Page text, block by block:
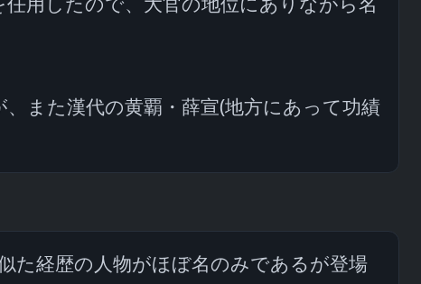
また漢代の黄覇・薛宣(地方にあって功績
た経歴の人物がほぼ名のみであるが登場